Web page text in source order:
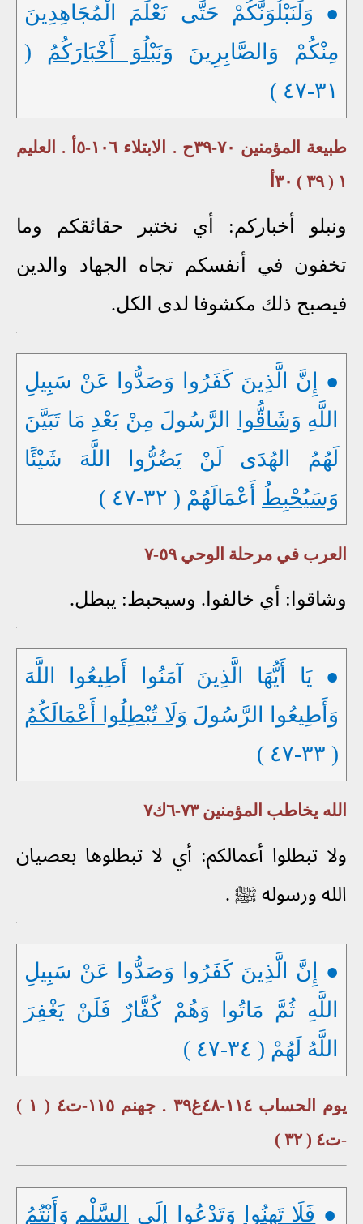
● وَلَنَبْلُوَنَّكُمْ حَتَّى نَعْلَمَ الْمُجَاهِدِينَ
مِنْكُمْ وَالصَّابِرِينَ وَنَبْلُوَ أَخْبَارَكُمُ (
٣١-٤٧ )
طبيعة المؤمنين ٧٠-٣٩ح . الابتلاء ١٠٦-٥أ . العليم
١ ( ٣٩ ) ٣٠أ
ونبلو أخباركم: أي نختبر حقائقكم وما
تخفون في أنفسكم تجاه الجهاد والدين
فيصبح ذلك مكشوفا لدى الكل.
● إِنَّ الَّذِينَ كَفَرُوا وَصَدُّوا عَنْ سَبِيلِ
اللَّهِ وَشَاقُّوا
الرَّسُولَ مِنْ بَعْدِ مَا تَبَيَّنَ
لَهُمُ الهُدَى لَنْ يَضُرُّوا اللَّهَ شَيْئًا
وَسَيُحْبِطُ أَعْمَالَهُمْ ( ٣٢-٤٧ )
العرب في مرحلة الوحي ٥٩-٧
وشاقوا: أي خالفوا. وسيحبط: يبطل.
● يَا أَيُّهَا الَّذِينَ آمَنُوا أَطِيعُوا اللَّهَ
وَأَطِيعُوا الرَّسُولَ وَلَا تُبْطِلُوا أَعْمَالَكُمُ
( ٣٣-٤٧ )
الله يخاطب المؤمنين ٧٣-٦ك٧
ولا تبطلوا أعمالكم: أي لا تبطلوها بعصيان
الله ورسوله ﷺ .
● إِنَّ الَّذِينَ كَفَرُوا وَصَدُّوا عَنْ سَبِيلِ
اللَّهِ ثُمَّ مَاتُوا وَهُمْ كُفَّارٌ فَلَنْ يَغْفِرَ
اللَّهُ لَهُمْ ( ٣٤-٤٧ )
يوم الحساب ١١٤-٤٨غ٣٩ . جهنم ١١٥-ت٤ ( ١ )
-ت٤ ( ٣٢ )
● فَلَا تَهِنُوا وَتَدْعُوا إِلَى السَّلْمِ وَأَنْتُمُ